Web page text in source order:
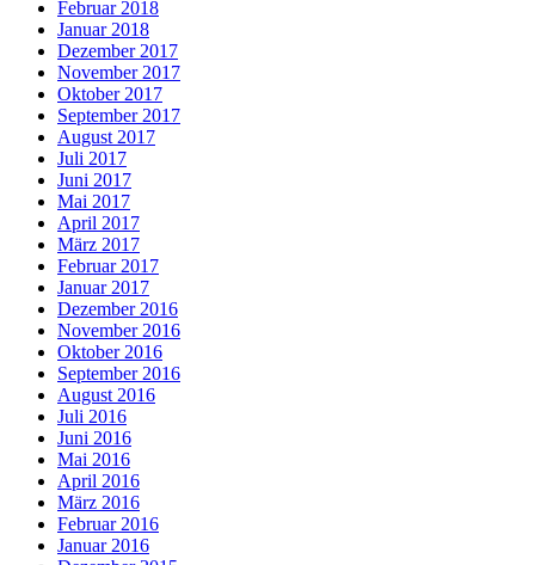
Februar 2018
Januar 2018
Dezember 2017
November 2017
Oktober 2017
September 2017
August 2017
Juli 2017
Juni 2017
Mai 2017
April 2017
März 2017
Februar 2017
Januar 2017
Dezember 2016
November 2016
Oktober 2016
September 2016
August 2016
Juli 2016
Juni 2016
Mai 2016
April 2016
März 2016
Februar 2016
Januar 2016